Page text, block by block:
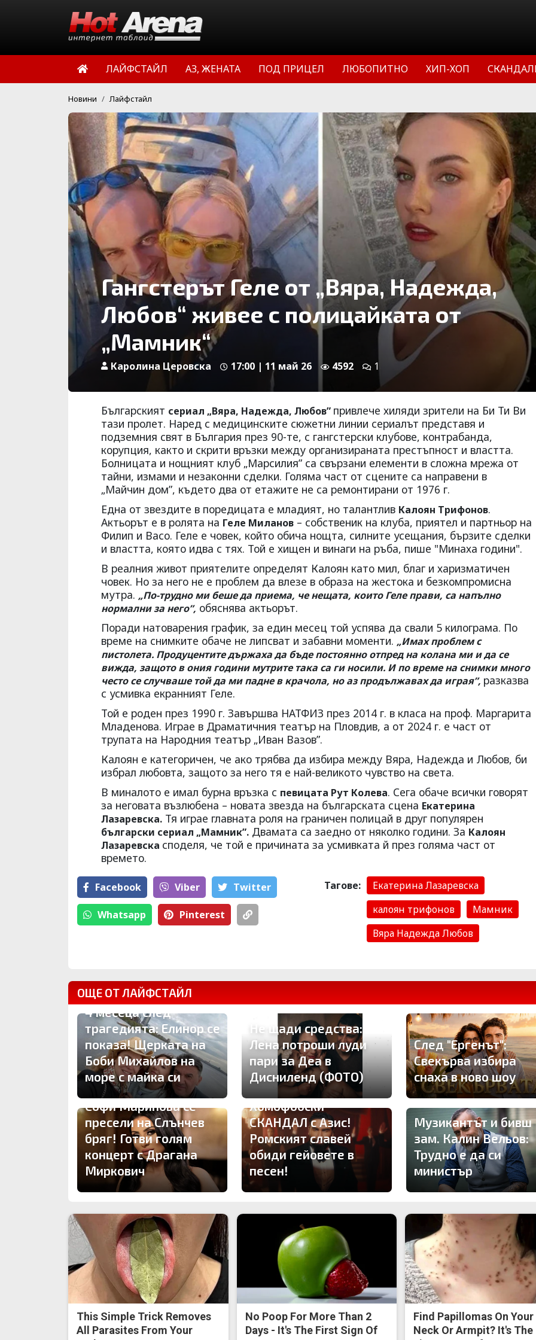
ЛАЙФСТАЙЛ АЗ, ЖЕНАТА ПОД ПРИЦЕЛ ЛЮБОПИТНО ХИП-ХОП
Новини Лайфстайл
Гангстерът Геле от „Вяра, Надежда,
Любов“ живее с полицайката от
„Мамник“
Каролина Церовска 17:00 | 11 май 26 4592 1
Българският сериал „Вяра, Надежда, Любов” привлече хиляди зрители на Би Ти Ви
тази пролет. Наред с медицинските сюжетни линии сериалът представя и
подземния свят в България през 90-те, с гангстерски клубове, контрабанда,
корупция, както и скрити връзки между организираната престъпност и властта.
Болницата и нощният клуб „Марсилия” са свързани елементи в сложна мрежа от
тайни, измами и незаконни сделки. Голяма част от сцените са направени в
„Майчин дом”, където два от етажите не са ремонтирани от 1976 г.
Една от звездите в поредицата е младият, но талантлив Калоян Трифонов.
Актьорът е в ролята на Геле Миланов – собственик на клуба, приятел и партньор на
Филип и Васо. Геле е човек, който обича нощта, силните усещания, бързите сделки
и властта, която идва с тях. Той е хищен и винаги на ръба, пише "Минаха години".
В реалния живот приятелите определят Калоян като мил, благ и харизматичен
човек. Но за него не е проблем да влезе в образа на жестока и безкомпромисна
мутра. „По-трудно ми беше да приема, че нещата, които Геле прави, са напълно
нормални за него”, обяснява актьорът.
Поради натоварения график, за един месец той успява да свали 5 килограма. По
време на снимките обаче не липсват и забавни моменти. „Имах проблем с
пистолета. Продуцентите държаха да бъде постоянно отпред на колана ми и да се
вижда, защото в ония години мутрите така са ги носили. И по време на снимки много
често се случваше той да ми падне в крачола, но аз продължавах да играя”, разказва
с усмивка екранният Геле.
Той е роден през 1990 г. Завършва НАТФИЗ през 2014 г. в класа на проф. Маргарита
Младенова. Играе в Драматичния театър на Пловдив, а от 2024 г. е част от
трупата на Народния театър „Иван Вазов”.
Калоян е категоричен, че ако трябва да избира между Вяра, Надежда и Любов, би
избрал любовта, защото за него тя е най-великото чувство на света.
В миналото е имал бурна връзка с певицата Рут Колева. Сега обаче всички говорят
за неговата възлюбена – новата звезда на българската сцена Екатерина
Лазаревска. Тя играе главната роля на граничен полицай в друг популярен
български сериал „Мамник”. Двамата са заедно от няколко години. За Калоян
Лазаревска споделя, че той е причината за усмивката й през голяма част от
времето.
Facebook Viber Тwitter
Whatsapp Pinterest
Тагове:
Екатерина Лазаревска
калоян трифонов
Мамник
Вяра Надежда Любов
ОЩЕ ОТ ЛАЙФСТАЙЛ
4 месеца след
трагедията: Елинор се
показа! Щерката на
Боби Михайлов на
море с майка си
Не щади средства:
Лена потроши луди
пари за Деа в
Дисниленд (ФОТО)
След "Ергенът":
Свекърва избира
снаха в ново шоу
Софи Маринова се
пресели на Слънчев
бряг! Готви голям
концерт с Драгана
Миркович
Хомофобски
СКАНДАЛ с Азис!
Ромският славей
обиди гейовете в
песен!
Музикантът и бивш
зам. Калин Вельов:
Трудно е да си
министър
This Simple Trick Removes
All Parasites From Your
No Poop For More Than 2
Days - It's The First Sign Of
Find Papillomas On Your
Neck Or Armpit? It's The